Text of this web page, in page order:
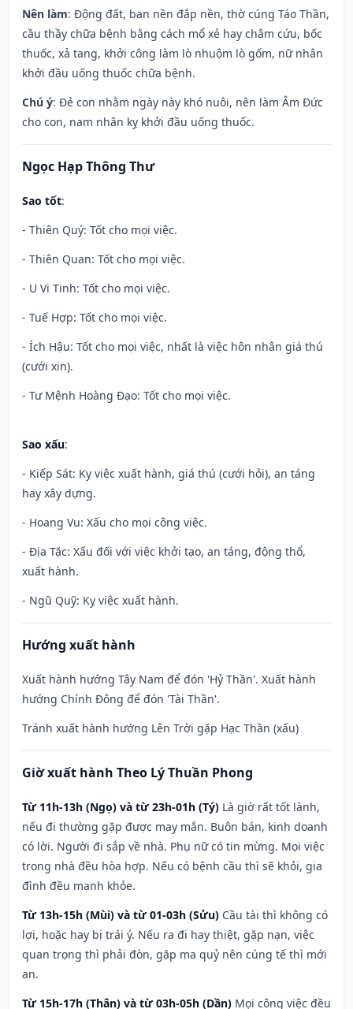
Nên làm: Động đất, ban nền đắp nền, thờ cúng Táo Thần,
cầu thầy chữa bệnh bằng cách mổ xẻ hay châm cứu, bốc
thuốc, xả tang, khởi công làm lò nhuộm lò gốm, nữ nhân
khởi đầu uống thuốc chữa bệnh.
Chú ý: Đẻ con nhằm ngày này khó nuôi, nên làm Âm Đức
cho con, nam nhân kỵ khởi đầu uống thuốc.
Ngọc Hạp Thông Thư
Sao tốt:
- Thiên Quý: Tốt cho mọi việc.
- Thiên Quan: Tốt cho mọi việc.
- U Vi Tinh: Tốt cho mọi việc.
- Tuế Hợp: Tốt cho mọi việc.
- Ích Hậu: Tốt cho mọi việc, nhất là việc hôn nhân giá thú
(cưới xin).
- Tư Mệnh Hoàng Đạo: Tốt cho mọi việc.
Sao xấu:
- Kiếp Sát: Kỵ việc xuất hành, giá thú (cưới hỏi), an táng
hay xây dựng.
- Hoang Vu: Xấu cho mọi công việc.
- Địa Tặc: Xấu đối với việc khởi tạo, an táng, động thổ,
xuất hành.
- Ngũ Quỹ: Kỵ việc xuất hành.
Hướng xuất hành
Xuất hành hướng Tây Nam để đón 'Hỷ Thần'. Xuất hành
hướng Chính Đông để đón 'Tài Thần'.
Tránh xuất hành hướng Lên Trời gặp Hạc Thần (xấu)
Giờ xuất hành Theo Lý Thuần Phong
Từ 11h-13h (Ngọ) và từ 23h-01h (Tý) Là giờ rất tốt lành,
nếu đi thường gặp được may mắn. Buôn bán, kinh doanh
có lời. Người đi sắp về nhà. Phụ nữ có tin mừng. Mọi việc
trong nhà đều hòa hợp. Nếu có bệnh cầu thì sẽ khỏi, gia
đình đều mạnh khỏe.
Từ 13h-15h (Mùi) và từ 01-03h (Sửu) Cầu tài thì không có
lợi, hoặc hay bị trái ý. Nếu ra đi hay thiệt, gặp nạn, việc
quan trọng thì phải đòn, gặp ma quỷ nên cúng tế thì mới
an.
Từ 15h-17h (Thân) và từ 03h-05h (Dần) Mọi công việc đều